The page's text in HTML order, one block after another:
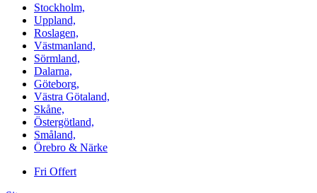
Stockholm,
Uppland,
Roslagen,
Västmanland,
Sörmland,
Dalarna,
Göteborg,
Västra Götaland,
Skåne,
Östergötland,
Småland,
Örebro & Närke
Fri Offert